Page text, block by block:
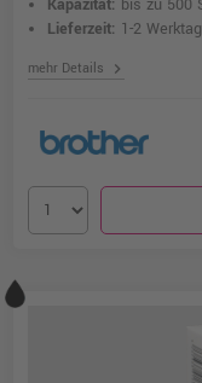
Kapazität: bis zu 500
Lieferzeit: 1-2
mehr Details chevron_right